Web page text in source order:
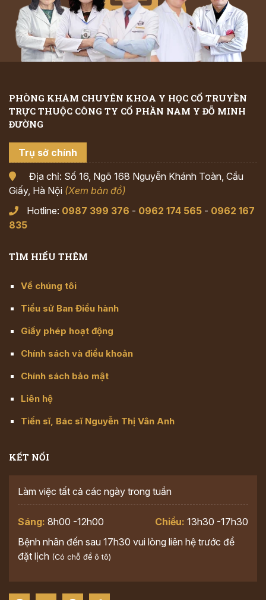
PHÒNG KHÁM CHUYÊN KHOA Y HỌC CỔ TRUYỀN
TRỰC THUỘC CÔNG TY CỔ PHẦN NAM Y ĐỖ MINH
ĐƯỜNG
Trụ sở chính
Địa chỉ: Số 16, Ngõ 168 Nguyễn Khánh Toàn, Cầu
Giấy, Hà Nội (Xem bản đồ)
Hotline: 0987 399 376 - 0962 174 565 - 0962 167
835
TÌM HIỂU THÊM
Về chúng tôi
Tiểu sử Ban Điều hành
Giấy phép hoạt động
Chính sách và điều khoản
Chính sách bảo mật
Liên hệ
Tiến sĩ, Bác sĩ Nguyễn Thị Vân Anh
KẾT NỐI
Làm việc tất cả các ngày trong tuần
Sáng: 8h00 -12h00 Chiều: 13h30 -17h30
Bệnh nhân đến sau 17h30 vui lòng liên hệ trước để
đặt lịch (Có chỗ để ô tô)